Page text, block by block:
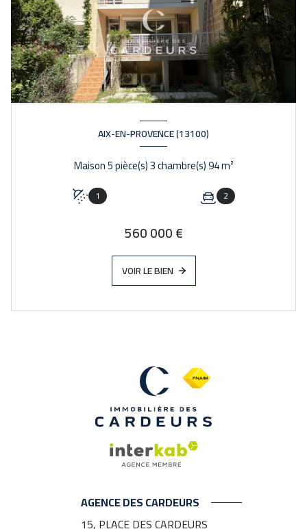
AIX-EN-PROVENCE (13100)
Maison 5 pièce(s) 3 chambre(s) 94 m²
1 2
560 000 €
VOIR LE BIEN
AGENCE DES CARDEURS
15, PLACE DES CARDEURS